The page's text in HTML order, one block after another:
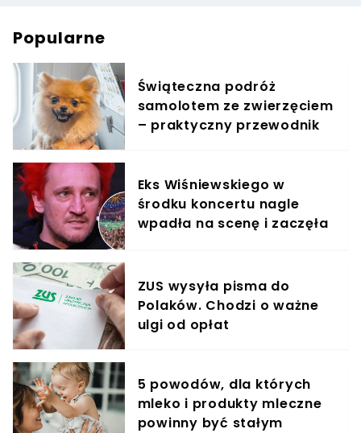
Popularne
Świąteczna podróż
samolotem ze zwierzęciem
– praktyczny przewodnik
Eks Wiśniewskiego w
środku koncertu nagle
wpadła na scenę i zaczęła
ZUS wysyła pisma do
Polaków. Chodzi o ważne
ulgi od opłat
5 powodów, dla których
mleko i produkty mleczne
powinny być stałym